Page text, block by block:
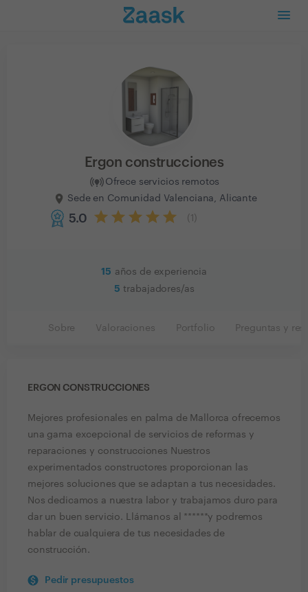
Ergon construcciones
Ofrece servicios remotos
Sede en Comunidad Valenciana, Alicante
5.0 1
15 años de experiencia
5 trabajadores/as
Sobre Valoraciones Portfolio Preguntas y
ERGON CONSTRUCCIONES
Mejores profesionales en palma de Mallorca ofrecemos
una gama excepcional de servicios de reformas y
reparaciones y construcciones Nuestros
experimentados constructores proporcionan las
mejores soluciones que se adaptan a tus necesidades.
Nos dedicamos a nuestra labor y trabajamos duro para
dar un buen servicio. Llámanos al ******y podremos
hablar de cualquiera de tus necesidades de
construcción.
Pedir presupuestos